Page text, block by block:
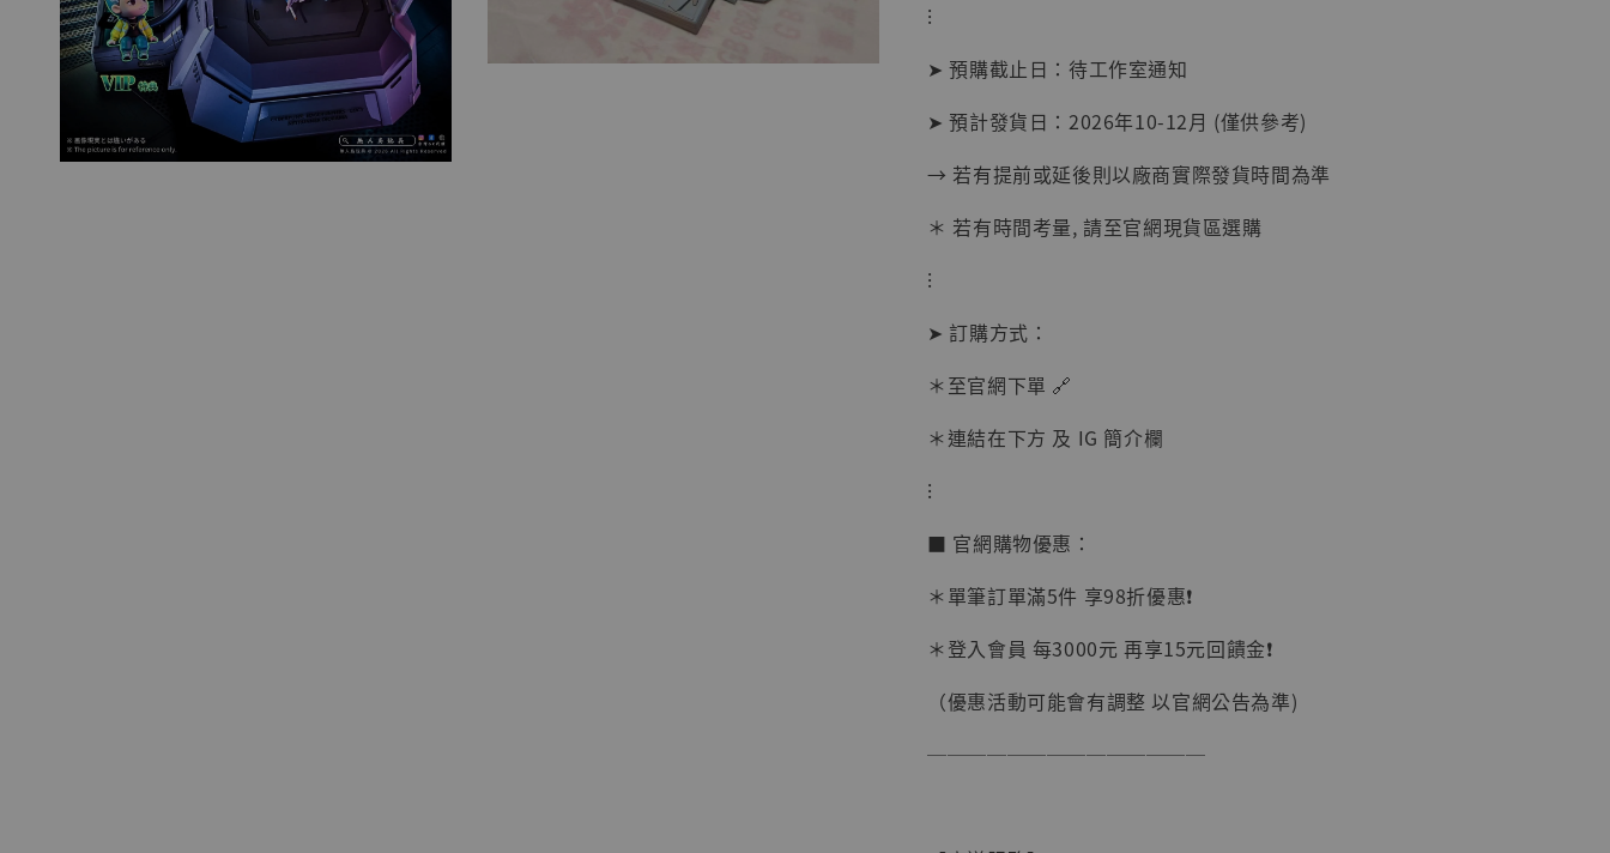
加購優惠【讓子彈飛 鵝城縣長 張麻子 [BK01]】
【現貨】
BJSTUDIO 1/6系列
可動蒐藏人偶 讓子
彈飛 鵝城縣長 張麻
子 [BK01]
NT$ 5,300
- +
⁝
➤ 預購截止日：待工作室通知
➤ 預計發貨日：2026年10-12月 (僅供參考)
→ 若有提前或延後則以廠商實際發貨時間為準
＊ 若有時間考量, 請至官網現貨區選購
⁝
➤ 訂購方式：
＊至官網下單 🔗
＊連結在下方 及 IG 簡介欄
⁝
■ 官網購物優惠：
＊單筆訂單滿5件 享98折優惠❗️
＊登入會員 每3000元 再享15元回饋金❗️
（優惠活動可能會有調整 以官網公告為準)
──────────────